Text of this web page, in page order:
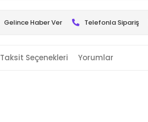
Gelince Haber Ver Telefonla Sipariş
Taksit Seçenekleri Yorumlar